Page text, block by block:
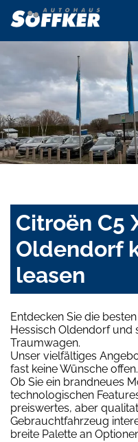
Citroën C5
Oldendorf
leasen
Entdecken Sie die
Hessisch Oldendorf und
Traumwagen.
Unser vielfältiges
fast keine Wünsche offen.
Ob Sie ein brandneues
technologischen
preiswertes, aber
Gebrauchtfahrzeug
breite Palette an